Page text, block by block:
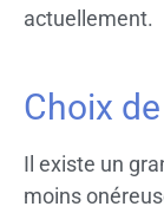
actuellement.
Choix
Il existe un
moins